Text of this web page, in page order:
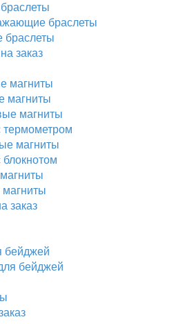
браслеты
заказ
магниты
магниты
магниты
магниты
заказ
бейджей
бейджей